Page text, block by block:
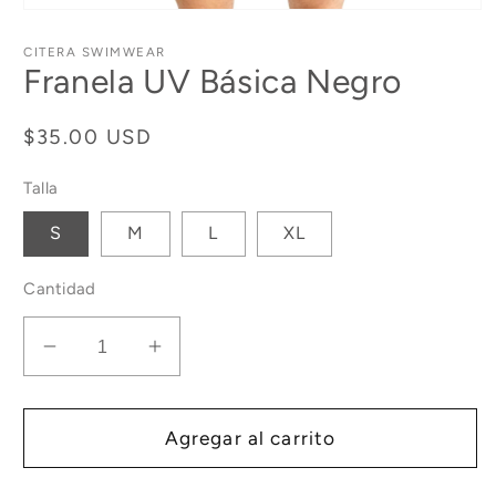
multimedia
1
en
modal
CITERA SWIMWEAR
Franela UV Básica Negro
Precio
$35.00 USD
Talla
S M L XL
Cantidad
Reducir
cantidad
para
UV
Aumentar
cantidad
para
Franela
UV
Agregar al carrito